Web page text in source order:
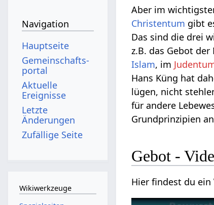
Aber im
Christentum gibt
Das sind die drei
z.B. das Gebot
Islam, im
Hans Küng hat
lügen, nicht
für andere
Grundprinzipien
Gebot‏‎
Navigation
Hauptseite
Gemeinschafts­
portal
Aktuelle
Ereignisse
Letzte
Änderungen
Zufällige Seite
Wikiwerkzeuge